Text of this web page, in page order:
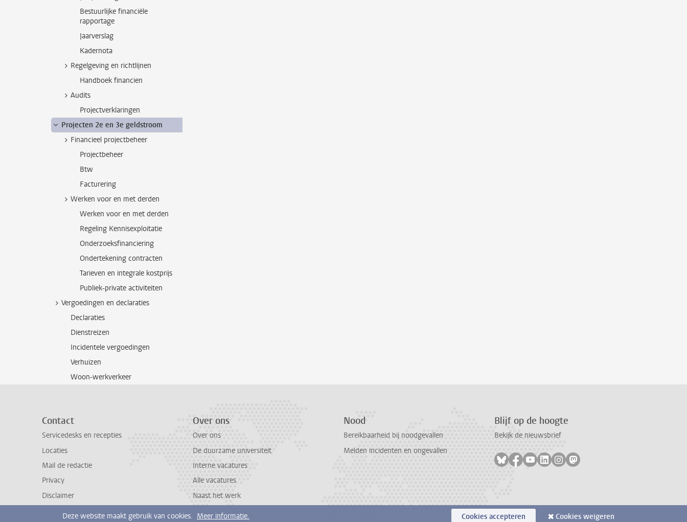
Bestuurlijke financiële
rapportage
Jaarverslag
Kadernota
Regelgeving en richtlijnen
Handboek financien
Audits
Projectverklaringen
Projecten 2e en 3e geldstroom
Financieel projectbeheer
Projectbeheer
Btw
Facturering
Werken voor en met derden
Werken voor en met derden
Regeling Kennisexploitatie
Onderzoeksfinanciering
Ondertekening contracten
Tarieven en integrale kostprijs
Publiek-private activiteiten
Vergoedingen en declaraties
Declaraties
Dienstreizen
Incidentele vergoedingen
Verhuizen
Woon-werkverkeer
Contact
Servicedesks en recepties
Locaties
Mail de redactie
Privacy
Disclaimer
Over ons
Over ons
De duurzame universiteit
Interne vacatures
Alle vacatures
Naast het werk
Nood
Bereikbaarheid bij noodgevallen
Melden incidenten en ongevallen
Blijf op de hoogte
Bekijk de nieuwsbrief
Volg ons op bluesky
Volg ons op facebook
Volg ons op youtube
Volg ons op linkedin
Volg ons op instagram
Volg ons op mastodon
Deze website maakt gebruik van cookies. Meer informatie. Cookies accepteren Cookies weigeren